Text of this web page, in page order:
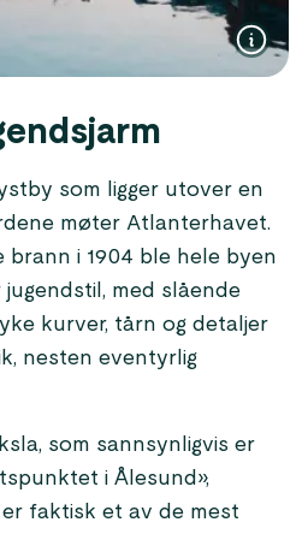
som ligger utover en
møter Atlanterhavet.
brann i 1904 ble hele byen
med slående
kurver, tårn og detaljer
nesten eventyrlig
som sannsynligvis er
i Ålesund»,
faktisk et av de mest